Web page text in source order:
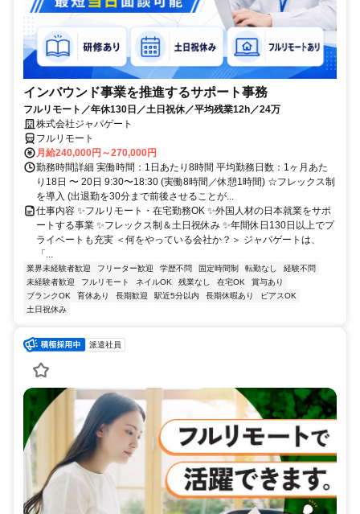
インバウンド事業を推進するサポート事務
フルリモート／年休130日／土日祝休／平均残業12h／24万
株式会社ジャパゲート
フルリモート
月給240,000円～270,000円
勤務時間詳細 実働時間：1日あたり8時間 平均勤務日数：1ヶ月あた
り18日 〜 20日 9:30〜18:30 (実働8時間／休憩1時間) ☆フレックス制
を導入 (出退勤を30分まで前後させることが...
仕事内容 ✨フルリモート・在宅勤務OK ✨外国人材の日本就業をサポ
ートする事業 ✨フレックス制＆土日祝休み ✨年間休日130日以上でプ
ライベートも充実 ＜何をやっている会社か？＞ ジャパゲートは、
「...
業界未経験者歓迎 フリーター歓迎 学歴不問 固定時間制 転勤なし
経験不問
未経験者歓迎
フルリモート ネイルOK 残業なし 在宅OK
賞与あり
ブランクOK
育休あり 長期歓迎 駅近5分以内 長期休暇あり
ピアスOK
土日祝休み
派遣社員